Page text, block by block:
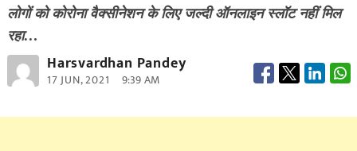
लोगों को कोरोना वैक्सीनेशन के लिए जल्दी ऑनलाइन स्लॉट नहीं मिल
रहा…
Harsvardhan Pandey
17 JUN, 2021 9:39 AM